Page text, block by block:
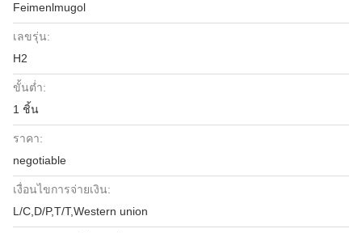
Feimenlmugol
เลขรุ่น:
H2
ขั้นต่ำ:
1 ชิ้น
ราคา:
negotiable
เงื่อนไขการจ่ายเงิน:
L/C,D/P,T/T,Western union